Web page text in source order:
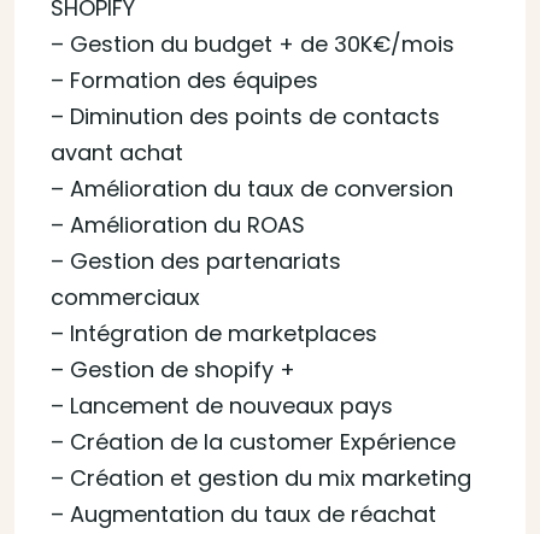
SHOPIFY
– Gestion du budget + de 30K€/mois
– Formation des équipes
– Diminution des points de contacts
avant achat
– Amélioration du taux de conversion
– Amélioration du ROAS
– Gestion des partenariats
commerciaux
– Intégration de marketplaces
– Gestion de shopify +
– Lancement de nouveaux pays
– Création de la customer Expérience
– Création et gestion du mix marketing
– Augmentation du taux de réachat